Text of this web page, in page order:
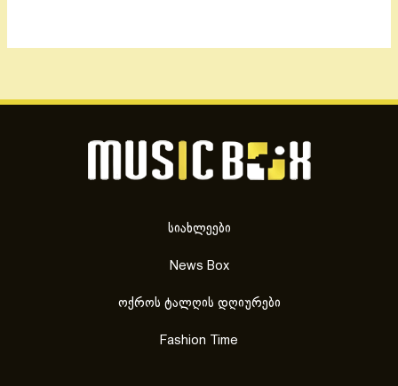
სიახლეები
News Box
ოქროს ტალღის დღიურები
Fashion Time